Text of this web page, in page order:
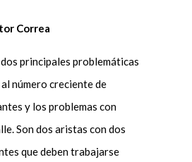
Correa
dos principales problemáticas
número creciente de
y los problemas con
Son dos aristas con dos
que deben trabajarse